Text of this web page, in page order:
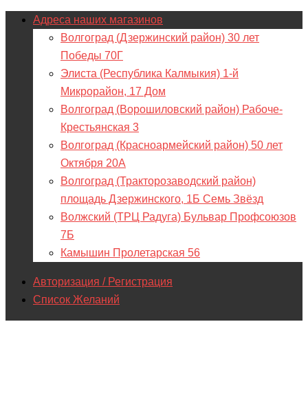
Адреса наших магазинов
Волгоград (Дзержинский район) 30 лет
Победы 70Г
Элиста (Республика Калмыкия) 1-й
Микрорайон, 17 Дом
Волгоград (Ворошиловский район) Рабоче-
Крестьянская 3
Волгоград (Красноармейский район) 50 лет
Октября 20А
Волгоград (Тракторозаводский район)
площадь Дзержинского, 1Б Семь Звёзд
Волжский (ТРЦ Радуга) Бульвар Профсоюзов
7Б
Камышин Пролетарская 56
Авторизация / Регистрация
Список Желаний